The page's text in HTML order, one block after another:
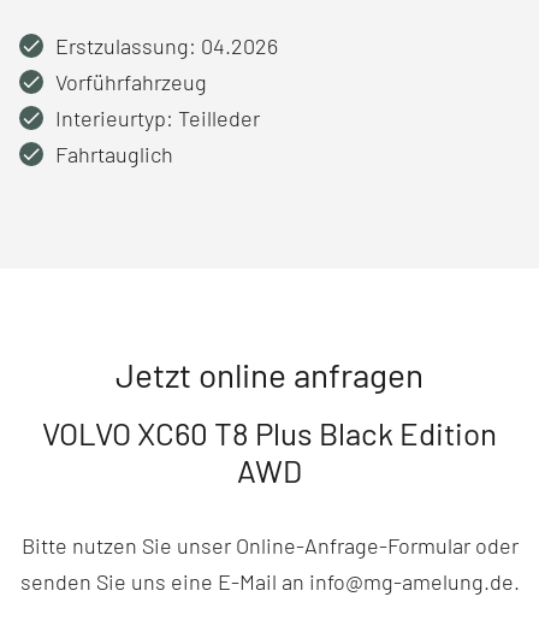
Erstzulassung: 04.2026
Vorführfahrzeug
Interieurtyp: Teilleder
Fahrtauglich
Jetzt online anfragen
VOLVO XC60 T8 Plus Black Edition
AWD
Bitte nutzen Sie unser Online-Anfrage-Formular oder
senden Sie uns eine E-Mail an info@mg-amelung.de.